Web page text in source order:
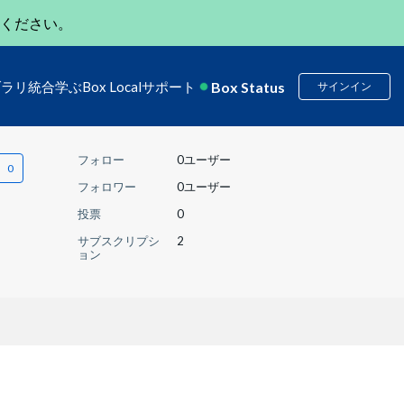
ださい。
リ 統合学ぶBox Localサポート Box Status サインイン
フォロー
0ユーザー
フォロワー
0ユーザー
投票
0
サブスクリプシ
ョン
2